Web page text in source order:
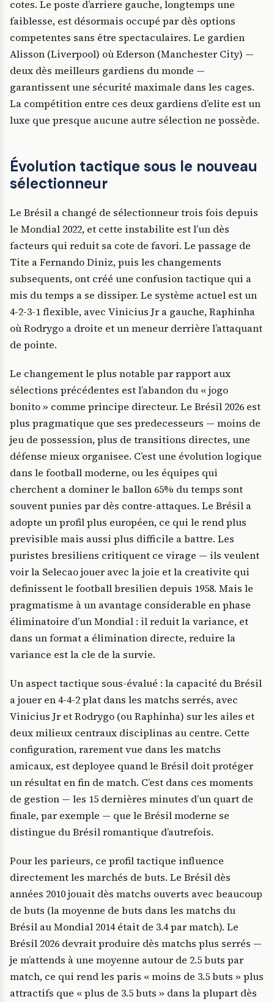
cotes. Le poste d’arriere gauche, longtemps une
faiblesse, est désormais occupé par dès options
competentes sans être spectaculaires. Le gardien
Alisson (Liverpool) où Ederson (Manchester City) —
deux dès meilleurs gardiens du monde —
garantissent une sécurité maximale dans les cages.
La compétition entre ces deux gardiens d’elite est un
luxe que presque aucune autre sélection ne possède.
Évolution tactique sous le nouveau
sélectionneur
Le Brésil a changé de sélectionneur trois fois depuis
le Mondial 2022, et cette instabilite est l’un dès
facteurs qui reduit sa cote de favori. Le passage de
Tite a Fernando Diniz, puis les changements
subsequents, ont créé une confusion tactique qui a
mis du temps a se dissiper. Le système actuel est un
4-2-3-1 flexible, avec Vinicius Jr a gauche, Raphinha
où Rodrygo a droite et un meneur derrière l’attaquant
de pointe.
Le changement le plus notable par rapport aux
sélections précédentes est l’abandon du « jogo
bonito » comme principe directeur. Le Brésil 2026 est
plus pragmatique que ses predecesseurs — moins de
jeu de possession, plus de transitions directes, une
défense mieux organisee. C’est une évolution logique
dans le football moderne, ou les équipes qui
cherchent a dominer le ballon 65% du temps sont
souvent punies par dès contre-attaques. Le Brésil a
adopte un profil plus européen, ce qui le rend plus
previsible mais aussi plus difficile a battre. Les
puristes bresiliens critiquent ce virage — ils veulent
voir la Selecao jouer avec la joie et la creativite qui
definissent le football bresilien depuis 1958. Mais le
pragmatisme à un avantage considerable en phase
éliminatoire d’un Mondial : il reduit la variance, et
dans un format a élimination directe, reduire la
variance est la cle de la survie.
Un aspect tactique sous-évalué : la capacité du Brésil
a jouer en 4-4-2 plat dans les matchs serrés, avec
Vinicius Jr et Rodrygo (ou Raphinha) sur les ailes et
deux milieux centraux disciplinas au centre. Cette
configuration, rarement vue dans les matchs
amicaux, est deployee quand le Brésil doit protéger
un résultat en fin de match. C’est dans ces moments
de gestion — les 15 dernières minutes d’un quart de
finale, par exemple — que le Brésil moderne se
distingue du Brésil romantique d’autrefois.
Pour les parieurs, ce profil tactique influence
directement les marchés de buts. Le Brésil dès
années 2010 jouait dès matchs ouverts avec beaucoup
de buts (la moyenne de buts dans les matchs du
Brésil au Mondial 2014 était de 3.4 par match). Le
Brésil 2026 devrait produire dès matchs plus serrés —
je m’attends à une moyenne autour de 2.5 buts par
match, ce qui rend les paris « moins de 3.5 buts » plus
attractifs que « plus de 3.5 buts » dans la plupart dès